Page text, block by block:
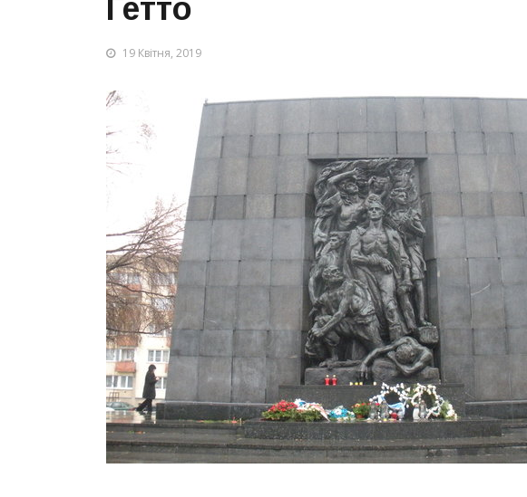
Гетто
19 Квітня, 2019